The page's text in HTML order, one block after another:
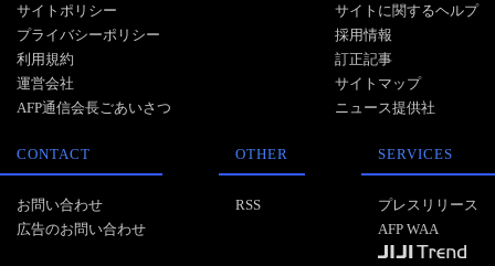
サイトポリシー
プライバシーポリシー
利用規約
運営会社
AFP通信会長ごあいさつ
サイトに関するヘルプ
採用情報
訂正記事
サイトマップ
ニュース提供社
CONTACT
お問い合わせ
広告のお問い合わせ
OTHER
RSS
SERVICES
プレスリリース
AFP WAA